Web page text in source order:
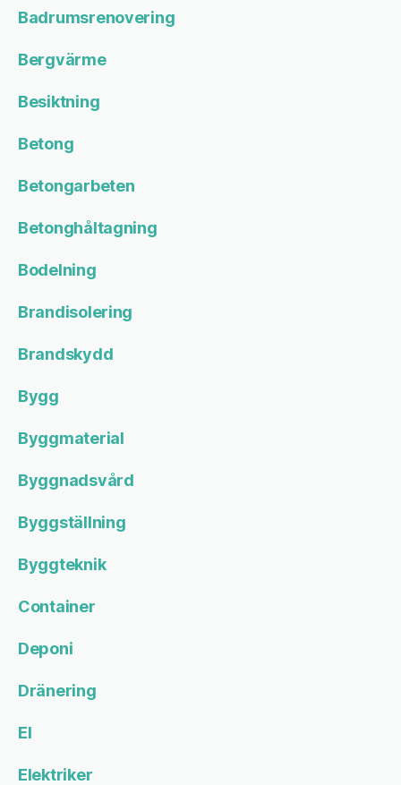
Badrumsrenovering
Bergvärme
Besiktning
Betong
Betongarbeten
Betonghåltagning
Bodelning
Brandisolering
Brandskydd
Bygg
Byggmaterial
Byggnadsvård
Byggställning
Byggteknik
Container
Deponi
Dränering
El
Elektriker